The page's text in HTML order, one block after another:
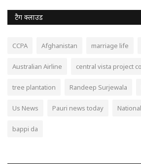
टैग क्लाउड
CCPA Afghanistan marriage life
Australian Airline central vista project
tree plantation Randeep Surjewala
Us News Pauri news today
bappi da